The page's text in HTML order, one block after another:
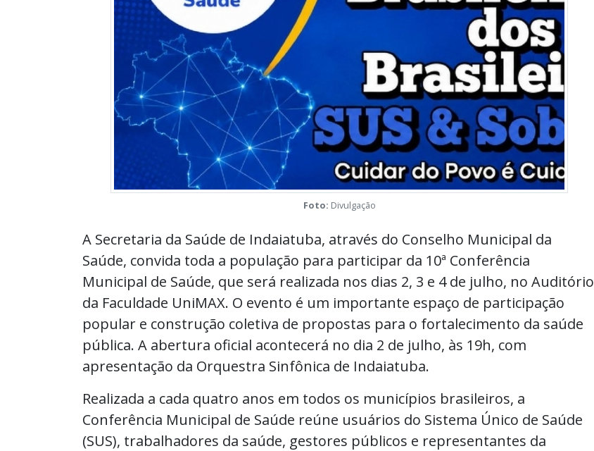
Foto: Divulgação
A Secretaria da Saúde de Indaiatuba, através do Conselho Municipal da
Saúde, convida toda a população para participar da 10ª Conferência
Municipal de Saúde, que será realizada nos dias 2, 3 e 4 de julho, no Auditório
da Faculdade UniMAX. O evento é um importante espaço de participação
popular e construção coletiva de propostas para o fortalecimento da saúde
pública. A abertura oficial acontecerá no dia 2 de julho, às 19h, com
apresentação da Orquestra Sinfônica de Indaiatuba.
Realizada a cada quatro anos em todos os municípios brasileiros, a
Conferência Municipal de Saúde reúne usuários do Sistema Único de Saúde
(SUS), trabalhadores da saúde, gestores públicos e representantes da